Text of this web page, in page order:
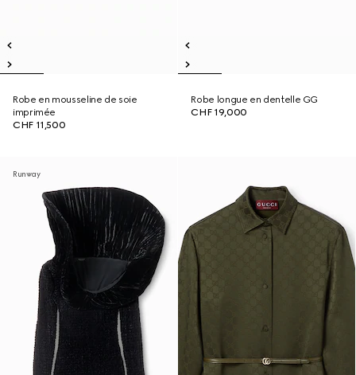
Robe en mousseline de soie
imprimée
CHF 11,500
Robe longue en dentelle GG
CHF 19,000
Runway